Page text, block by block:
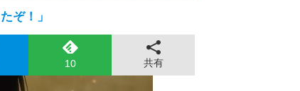
ニメ海外の反応』無職転生Ⅲ ～異世界行ったら本気だす～（3期
報】齋藤飛鳥、前屈みで完全に見えてる動画が拡散されてしまう
の女性の食事より243cm120kgのダチョウの食事の方がヘ
絡ませて、唾液交換して── ちゅっちゅしながらの濃厚エッ画像♪
を絡ませて、唾液交換して── ちゅっちゅしながらの濃厚エッ画像♪
ぞ！」
10 共有